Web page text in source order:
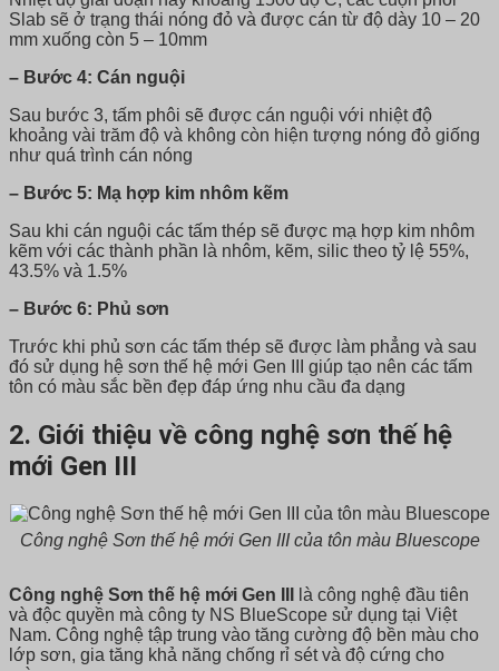
Slab sẽ ở trạng thái nóng đỏ và được cán từ độ dày 10 – 20
mm xuống còn 5 – 10mm
– Bước 4: Cán nguội
Sau bước 3, tấm phôi sẽ được cán nguội với nhiệt độ
khoảng vài trăm độ và không còn hiện tượng nóng đỏ giống
như quá trình cán nóng
– Bước 5: Mạ hợp kim nhôm kẽm
Sau khi cán nguội các tấm thép sẽ được mạ hợp kim nhôm
kẽm với các thành phần là nhôm, kẽm, silic theo tỷ lệ 55%,
43.5% và 1.5%
– Bước 6: Phủ sơn
Trước khi phủ sơn các tấm thép sẽ được làm phẳng và sau
đó sử dụng hệ sơn thế hệ mới Gen III giúp tạo nên các tấm
tôn có màu sắc bền đẹp đáp ứng nhu cầu đa dạng
2. Giới thiệu về công nghệ sơn thế hệ
mới Gen III
Công nghệ Sơn thế hệ mới Gen III của tôn màu Bluescope
Công nghệ Sơn thế hệ mới Gen III
là công nghệ đầu tiên
và độc quyền mà công ty NS BlueScope sử dụng tại Việt
Nam. Công nghệ tập trung vào tăng cường độ bền màu cho
lớp sơn, gia tăng khả năng chống rỉ sét và độ cứng cho